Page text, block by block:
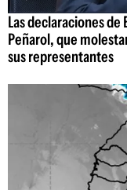
Las declaraciones
Peñarol, que
sus representantes